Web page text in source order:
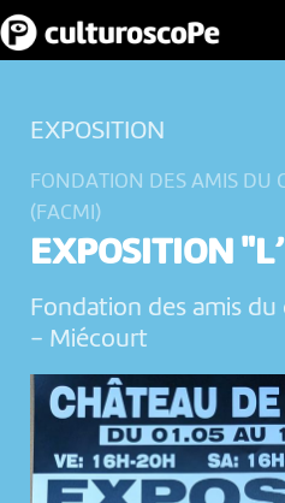
EXPOSITION
FONDATION DES AMIS DU
(FACMI)
EXPOSITION
Fondation des amis
- Miécourt